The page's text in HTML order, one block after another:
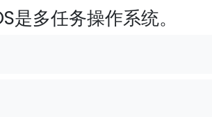
是多任务操作系统。